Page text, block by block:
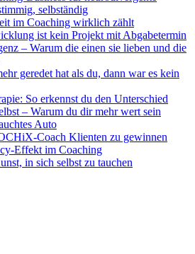
selbständig
im Coaching wirklich zählt
ist kein Projekt mit Abgabetermin
– Warum die einen sie lieben und die
geredet hat als du, dann war es kein
So erkennst du den Unterschied
– Warum du dir mehr wert sein
Auto
Coach Klienten zu gewinnen
Effekt im Coaching
in sich selbst zu tauchen